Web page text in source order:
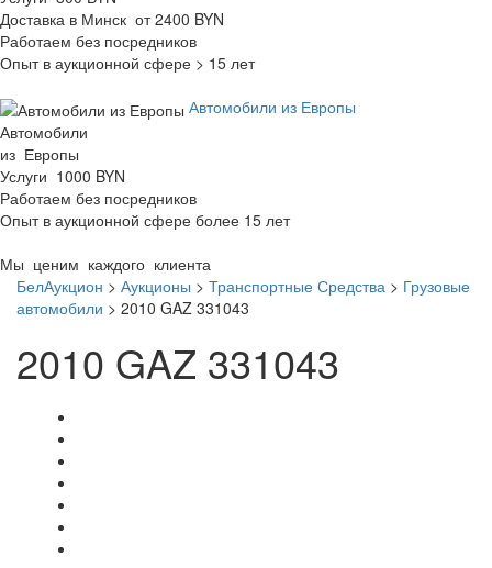
Доставка в Минск от 2400 BYN
Работаем без посредников
Опыт в аукционной сфере > 15 лет
Автомобили из Европы
Автомобили
из Европы
Услуги 1000 BYN
Работаем без посредников
Опыт в аукционной сфере более 15 лет
Мы ценим каждого клиента
БелАукцион > Аукционы > Транспортные Средства > Грузовые
автомобили > 2010 GAZ 331043
2010 GAZ 331043